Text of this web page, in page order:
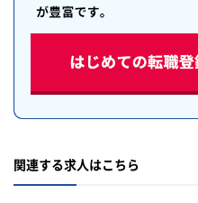
関連する求人はこちら